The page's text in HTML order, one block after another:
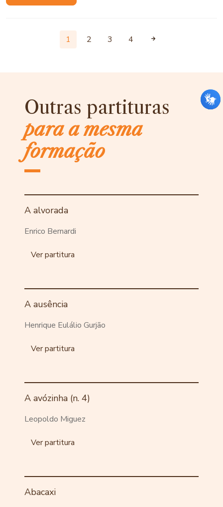
1 2 3 4
Outras partituras
para a mesma
formação
A alvorada
Enrico Bernardi
Ver partitura
A ausência
Henrique Eulálio Gurjão
Ver partitura
A avózinha (n. 4)
Leopoldo Miguez
Ver partitura
Abacaxi